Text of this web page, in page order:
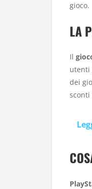
gioco.
LA
Il
utenti
dei
sconti